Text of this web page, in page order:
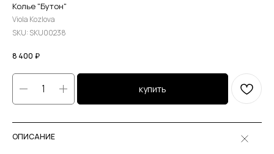
Колье "Бутон"
Viola Kozlova
SKU: SKU00238
8 400 ₽
купить
ОПИСАНИЕ